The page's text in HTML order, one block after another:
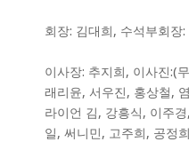
회장: 김대희, 수석부회장
이사장: 추지희, 이사진:(
래리윤, 서우진, 홍상철,
라이언 김, 강흥식, 이주
일, 써니민, 고주희, 공정